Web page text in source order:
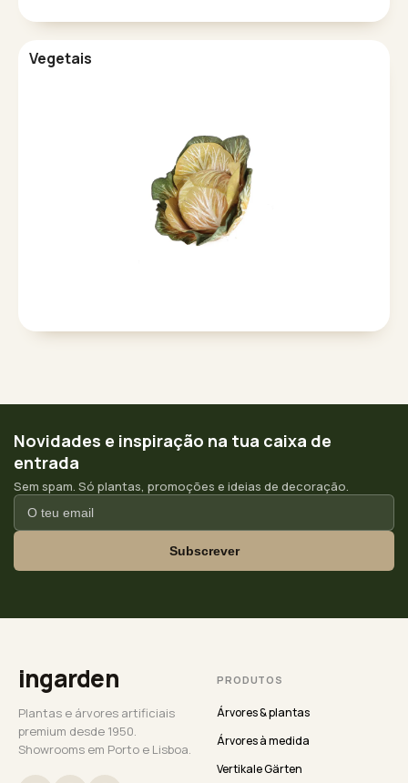
Vegetais
Novidades e inspiração na tua caixa de
entrada
Sem spam. Só plantas, promoções e ideias de decoração.
Subscrever
ingarden
Plantas e árvores artificiais
premium desde 1950.
Showrooms em Porto e Lisboa.
PRODUTOS
Árvores & plantas
Árvores à medida
Vertikale Gärten